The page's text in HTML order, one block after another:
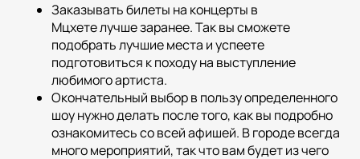
Заказывать билеты на концерты в
Мцхете лучше заранее. Так вы сможете
подобрать лучшие места и успеете
подготовиться к походу на выступление
любимого артиста.
Окончательный выбор в пользу определенного
шоу нужно делать после того, как вы подробно
ознакомитесь со всей афишей. В городе всегда
много мероприятий, так что вам будет из чего